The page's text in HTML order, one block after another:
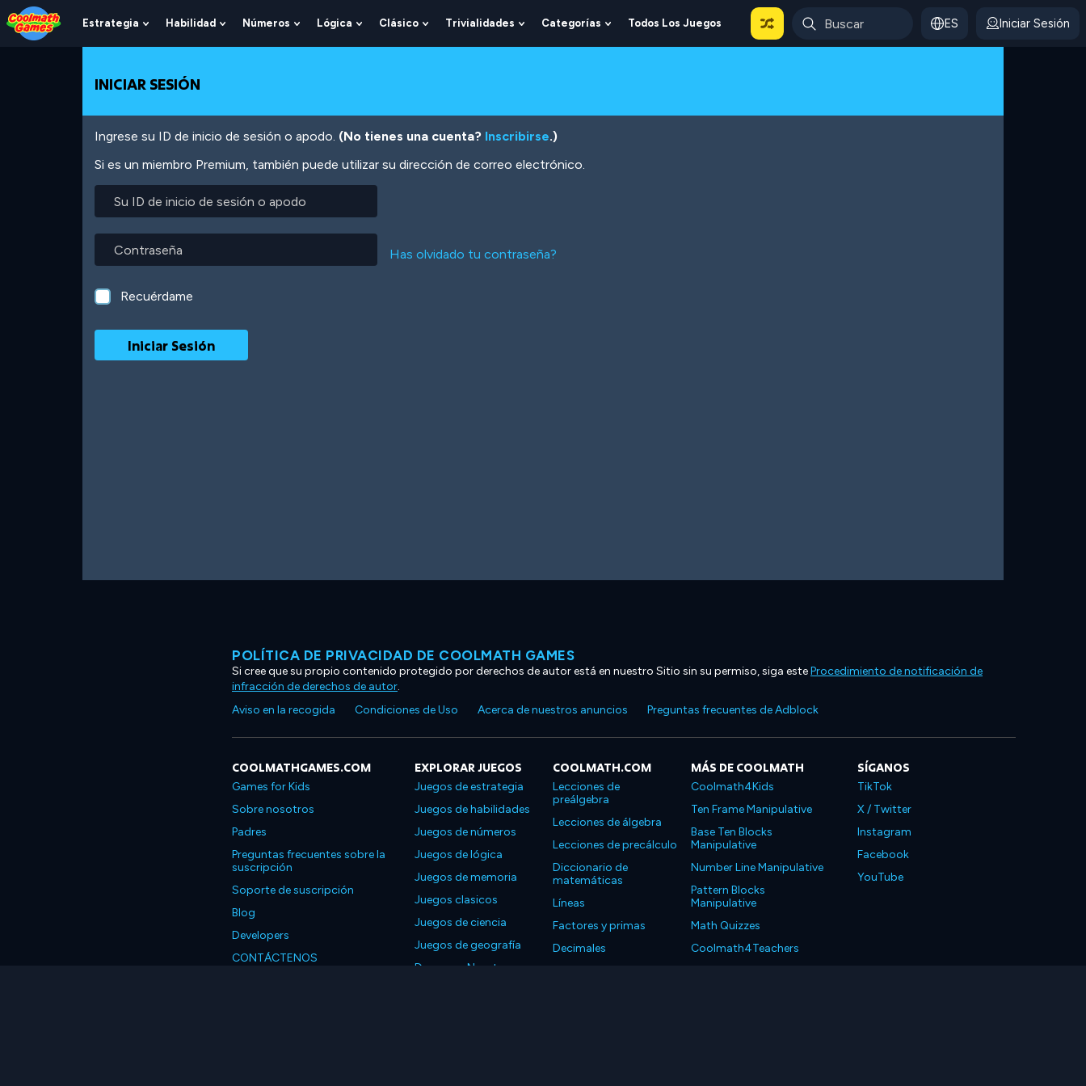
Skip
to
Top
Skip
to
Navigation
Skip
to
Main
Skip
to
Footer
Pasar
al
contenido
Estrategia
Show
Submenu
Estrategia
Habilidad
Show
Submenu
Números
Show
Submenu
Lógica
Show
Submenu
Clásico
Show
Submenu
Trivialidades
Show
Submenu
Categorías
Show
Submenu
Todos Los Juegos ES Iniciar Sesión
INICIAR SESIÓN
Ingrese su ID de inicio de sesión o apodo. (No tienes una cuenta? Inscribirse.)
Si es un miembro Premium, también puede utilizar su dirección de correo electrónico.
inicio
sesión
o
apodo
Has olvidado tu contraseña?
Recuérdame
POLÍTICA DE PRIVACIDAD DE COOLMATH GAMES
Si cree que su propio contenido protegido por derechos de autor está en nuestro Sitio sin su permiso, siga esteProcedimiento de notificación de
infracción de derechos de autor.
Aviso en la recogida
Condiciones de Uso Acerca de nuestros anuncios Preguntas frecuentes de Adblock
COOLMATHGAMES.COM
Games for Kids
Sobre nosotros
Padres
Preguntas frecuentes sobre la
suscripción
Soporte de suscripción
Blog
Developers
CONTÁCTENOS
EXPLORAR JUEGOS
Juegos de estrategia
Juegos de habilidades
Juegos de números
Juegos de lógica
Juegos de memoria
Juegos clasicos
Juegos de ciencia
Juegos de geografía
Descarga Nuestras
COOLMATH.COM
Lecciones de
preálgebra
Lecciones de álgebra
Lecciones de precálculo
Diccionario de
matemáticas
Líneas
Factores y primas
Decimales
MÁS DE COOLMATH
Coolmath4Kids
Ten Frame Manipulative
Base Ten Blocks
Manipulative
Number Line Manipulative
Pattern Blocks
Manipulative
Math Quizzes
Coolmath4Teachers
SÍGANOS
TikTok
X / Twitter
Instagram
Facebook
YouTube